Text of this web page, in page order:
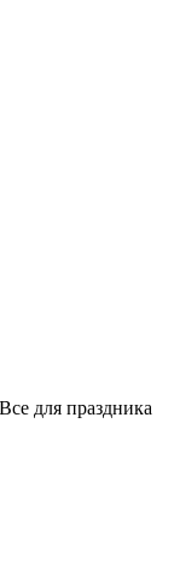
Все для праздника